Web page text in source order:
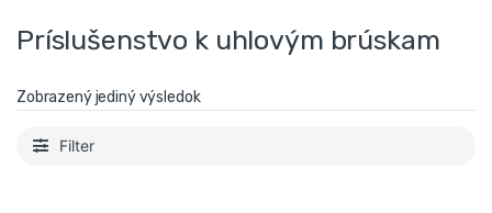
Príslušenstvo k uhlovým brúskam
Zobrazený jediný výsledok
Filter